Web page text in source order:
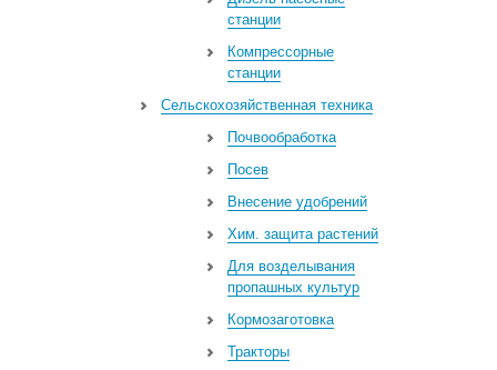
станции
Компрессорные
станции
Сельскохозяйственная техника
Почвообработка
Посев
Внесение удобрений
Хим. защита растений
Для возделывания
пропашных культур
Кормозаготовка
Тракторы